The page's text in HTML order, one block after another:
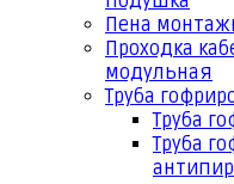
Пена
Проходка
модульная
Труба
Труба
Труба